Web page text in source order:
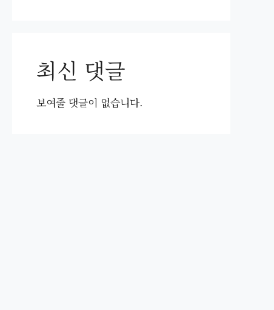
최신 댓글
보여줄 댓글이 없습니다.